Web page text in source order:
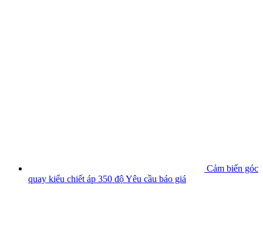
Cảm biến góc
quay kiểu chiết áp 350 độYêu cầu báo giá